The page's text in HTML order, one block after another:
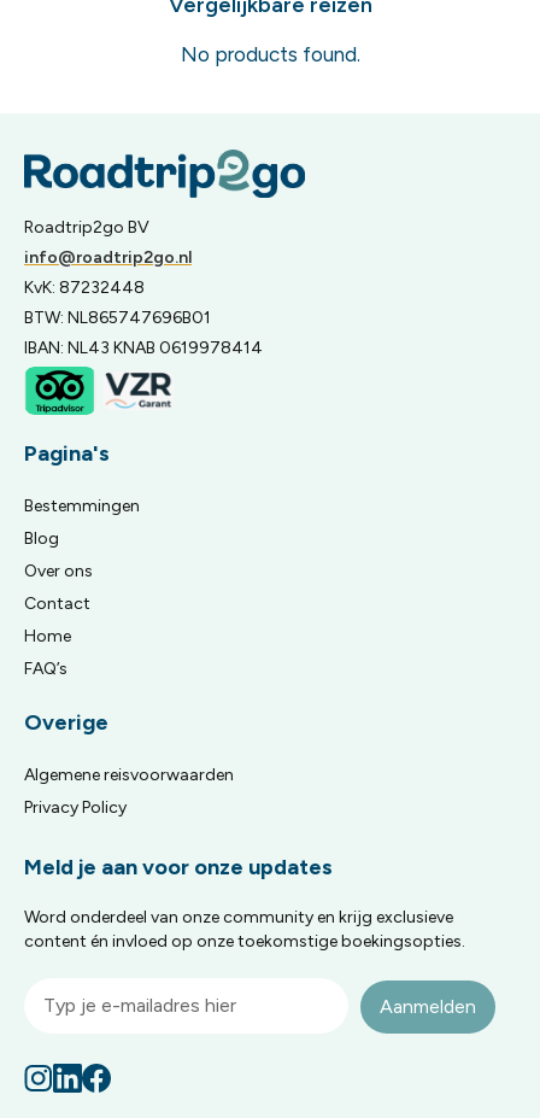
Vergelijkbare reizen
No products found.
Roadtrip2go BV
info@roadtrip2go.nl
KvK: 87232448
BTW: NL865747696B01
IBAN: NL43 KNAB 0619978414
Pagina's
Bestemmingen
Blog
Over ons
Contact
Home
FAQ’s
Overige
Algemene reisvoorwaarden
Privacy Policy
Meld je aan voor onze updates
Word onderdeel van onze community en krijg exclusieve
content én invloed op onze toekomstige boekingsopties.
Aanmelden